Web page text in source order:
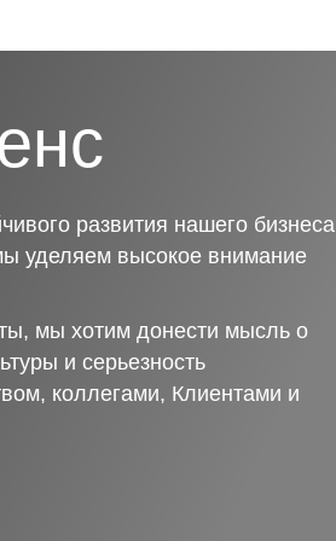
развития нашего бизнеса
уделяем высокое внимание
мы хотим донести мысль о
и серьезность
коллегами, Клиентами и